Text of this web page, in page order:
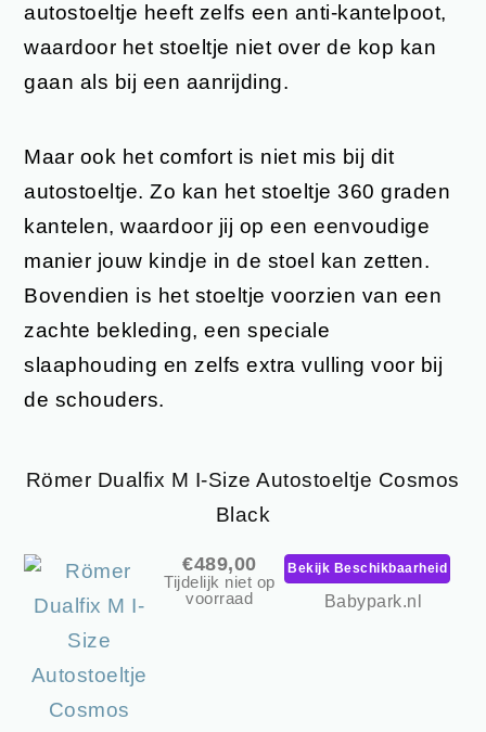
autostoeltje heeft zelfs een anti-kantelpoot,
waardoor het stoeltje niet over de kop kan
gaan als bij een aanrijding.
Maar ook het comfort is niet mis bij dit
autostoeltje. Zo kan het stoeltje 360 graden
kantelen, waardoor jij op een eenvoudige
manier jouw kindje in de stoel kan zetten.
Bovendien is het stoeltje voorzien van een
zachte bekleding, een speciale
slaaphouding en zelfs extra vulling voor bij
de schouders.
Römer Dualfix M I-Size Autostoeltje Cosmos
Black
€489,00
Tijdelijk niet op
voorraad
Bekijk Beschikbaarheid
Babypark.nl